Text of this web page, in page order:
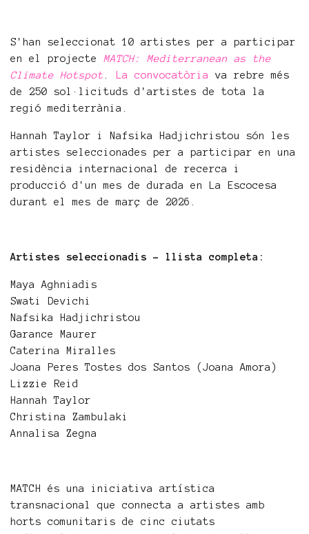
S'han seleccionat 10 artistes per a participar
en el projecte MATCH: Mediterranean as the
Climate Hotspot
La convocatòria
va rebre més
de 250 sol·licituds d'artistes de tota la
regió mediterrània.
Hannah Taylor i Nafsika Hadjichristou són les
artistes seleccionades per a participar en una
residència internacional de recerca i
producció d'un mes de durada en La Escocesa
durant el mes de març de 2026.
Artistes seleccionadis - llista completa:
Maya Aghniadis
Swati Devichi
Nafsika Hadjichristou
Garance Maurer
Caterina Miralles
Joana Peres Tostes dos Santos (Joana Amora)
Lizzie Reid
Hannah Taylor
Christina Zambulaki
Annalisa Zegna
MATCH és una iniciativa artística
transnacional que connecta a artistes amb
horts comunitaris de cinc ciutats